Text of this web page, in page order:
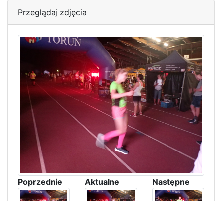
Przeglądaj zdjęcia
Poprzednie Aktualne Następne